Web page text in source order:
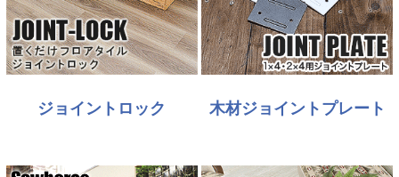
ジョイントロック 木材ジョイントプレート